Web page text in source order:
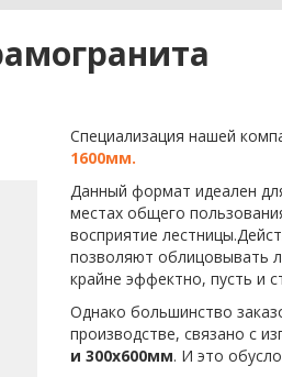
Специализация нашей
1600мм.
Данный формат идеален
местах общего
восприятие
позволяют облицовывать
крайне эффектно, пусть и
Однако большинство
производстве, связано с
и 300х600мм. И это